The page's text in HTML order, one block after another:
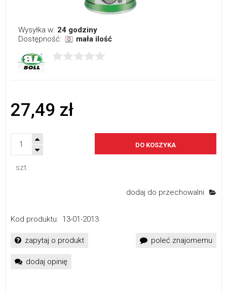
Wysyłka w: 24 godziny
Dostępność:
mała ilość
27,49 zł
szt.
DO KOSZYKA
dodaj do przechowalni
Kod produktu: 13-01-2013
zapytaj o produkt poleć znajomemu
dodaj opinię